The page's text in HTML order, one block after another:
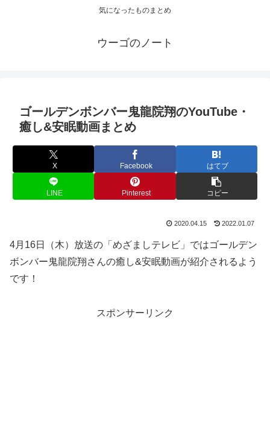
気になったものまとめ
ウーゴのノート
ゴールデンボンバー鬼龍院翔のYouTube・
癒し&安眠動画まとめ
X Facebook はてブ
LINE Pinterest コピー
2020.04.15 2022.01.07
4月16日（木）放送の「めざましテレビ」ではゴールデン
ボンバー鬼龍院翔さんの癒し&安眠動画が紹介されるよう
です！
スポンサーリンク